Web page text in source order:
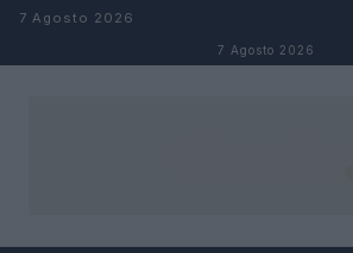
Salta al contenuto
7 Agosto 2026
7 Agosto 2026